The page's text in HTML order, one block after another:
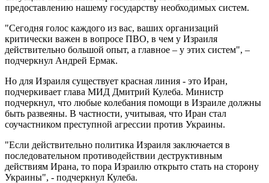
предоставлению нашему государству необходимых систем.
"Сегодня голос каждого из вас, ваших организаций
критически важен в вопросе ПВО, в чем у Израиля
действительно большой опыт, а главное – у этих систем", –
подчеркнул Андрей Ермак.
Но для Израиля существует красная линия - это Иран,
подчеркивает глава МИД Дмитрий Кулеба. Министр
подчеркнул, что любые колебания помощи в Израиле должны
быть развеяны. В частности, учитывая, что Иран стал
соучастником преступной агрессии против Украины.
"Если действительно политика Израиля заключается в
последовательном противодействии деструктивным
действиям Ирана, то пора Израилю открыто стать на сторону
Украины", - подчеркнул Кулеба.